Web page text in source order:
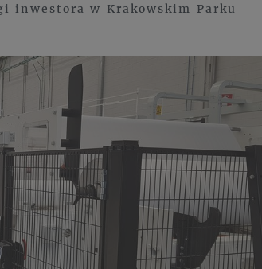
inwestora w Krakowskim Parku